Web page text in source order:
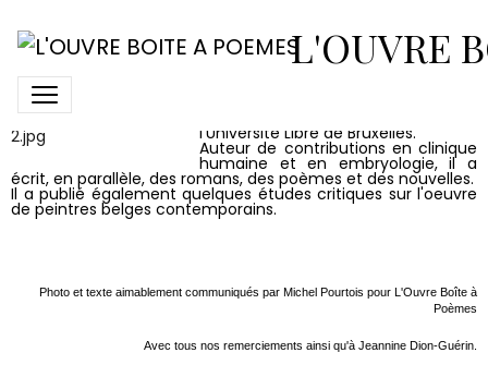
L'OUVRE
Michel Pourtois
l'Université Libre de Bruxelles.
Auteur de contributions en clinique
humaine et en embryologie, il a
écrit, en parallèle, des romans, des poèmes et des nouvelles.
Il a publié également quelques études critiques sur l'oeuvre
de peintres belges contemporains.
Photo et texte aimablement communiqués par Michel Pourtois pour L'Ouvre Boîte à
Poèmes
Avec tous nos remerciements ainsi qu'à Jeannine Dion-Guérin.